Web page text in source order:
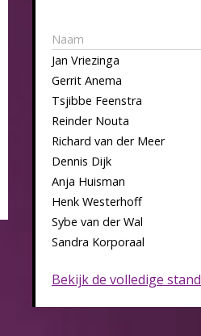
Naam
Jan Vriezinga
Gerrit Anema
Tsjibbe Feenstra
Reinder Nouta
Richard van der Meer
Dennis Dijk
Anja Huisman
Henk Westerhoff
Sybe van der Wal
Sandra Korporaal
Bekijk de volledige stand